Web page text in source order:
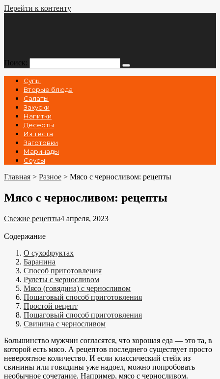
Перейти к контенту
Поиск:
Супы
Вторые блюда
Салаты
Закуски
Напитки
Десерты
Из теста
Заготовки
Маринады
Соусы
Главная > Разное > Мясо с черносливом: рецепты
Мясо с черносливом: рецепты
Свежие рецепты4 апреля, 2023
Содержание
О сухофруктах
Баранина
Способ приготовления
Рулеты с черносливом
Мясо (говядина) с черносливом
Пошаговый способ приготовления
Простой рецепт
Пошаговый способ приготовления
Свинина с черносливом
Большинство мужчин согласятся, что хорошая еда — это та, в
которой есть мясо. А рецептов последнего существует просто
невероятное количество. И если классический стейк из
свинины или говядины уже надоел, можно попробовать
необычное сочетание. Например, мясо с черносливом.